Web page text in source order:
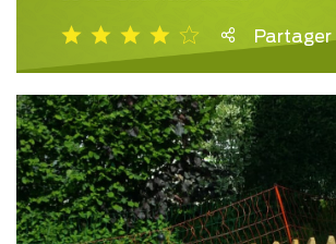
Partager